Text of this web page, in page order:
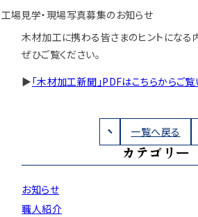
工場見学・現場写真募集のお知らせ
木材加工に携わる皆さまのヒントになる
ぜひご覧ください。
▶ 「木材加工新聞」PDFはこちらからご覧
一覧へ戻る
カテゴリー
お知らせ
職人紹介